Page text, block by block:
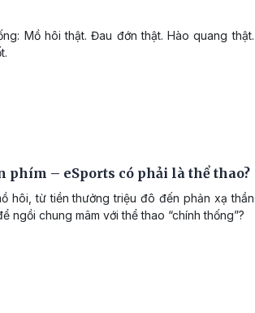
Mồ hôi thật. Đau đớn thật. Hào quang thật.
phím – eSports có phải là thể thao?
hôi, từ tiền thưởng triệu đô đến phản xạ thần
ngồi chung mâm với thể thao “chính thống”?